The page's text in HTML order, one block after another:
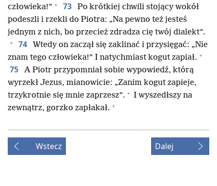
człowieka!” + 73
Po krótkiej chwili stojący wokół
podeszli i rzekli do Piotra: „Na pewno też jesteś
jednym z nich, bo przecież zdradza cię twój dialekt”.
+ 74
Wtedy on zaczął się zaklinać i przysięgać: „Nie
znam tego człowieka!” I natychmiast kogut zapiał. +
75
A Piotr przypomniał sobie wypowiedź, którą
wyrzekł Jezus, mianowicie: „Zanim kogut zapieje,
trzykrotnie się mnie zaprzesz”. + I wyszedłszy na
zewnątrz, gorzko zapłakał. +
Wstecz Dalej